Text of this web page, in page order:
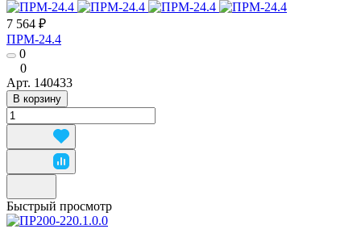
7 564 ₽
ПРМ-24.4
0
0
Арт. 140433
В корзину
Быстрый просмотр